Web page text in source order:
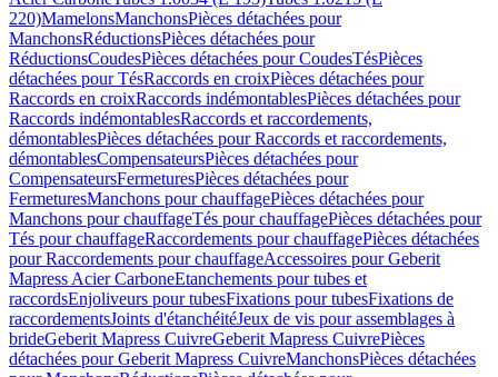
220)MamelonsManchonsPièces détachées pour
ManchonsRéductionsPièces détachées pour
RéductionsCoudesPièces détachées pour CoudesTésPièces
détachées pour TésRaccords en croixPièces détachées pour
Raccords en croixRaccords indémontablesPièces détachées pour
Raccords indémontablesRaccords et raccordements,
démontablesPièces détachées pour Raccords et raccordements,
démontablesCompensateursPièces détachées pour
CompensateursFermeturesPièces détachées pour
FermeturesManchons pour chauffagePièces détachées pour
Manchons pour chauffageTés pour chauffagePièces détachées pour
Tés pour chauffageRaccordements pour chauffagePièces détachées
pour Raccordements pour chauffageAccessoires pour Geberit
Mapress Acier CarboneEtanchements pour tubes et
raccordsEnjoliveurs pour tubesFixations pour tubesFixations de
raccordementsJoints d'étanchéitéJeux de vis pour assemblages à
brideGeberit Mapress CuivreGeberit Mapress CuivrePièces
détachées pour Geberit Mapress CuivreManchonsPièces détachées